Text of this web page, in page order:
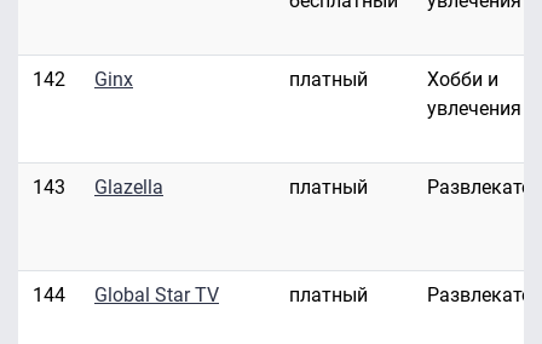
142 Ginx платный
Хобби и
увлечения
143 Glazella платный
144 Global Star TV платный